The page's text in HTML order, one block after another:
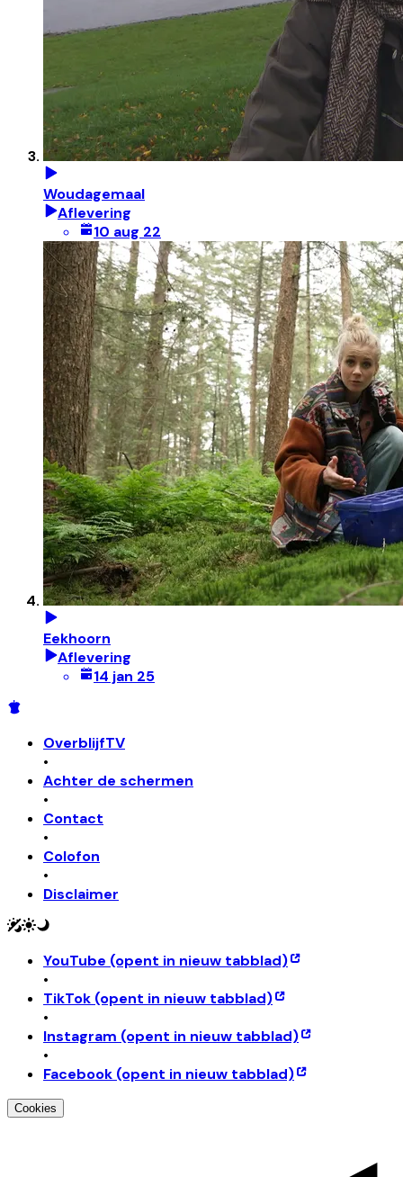
Woudagemaal
Aflevering
10 aug 22
Eekhoorn
Aflevering
14 jan 25
OverblijfTV
•
Achter de schermen
•
Contact
•
Colofon
•
Disclaimer
YouTube (opent in nieuw tabblad)
•
TikTok (opent in nieuw tabblad)
•
Instagram (opent in nieuw tabblad)
•
Facebook (opent in nieuw tabblad)
Cookies